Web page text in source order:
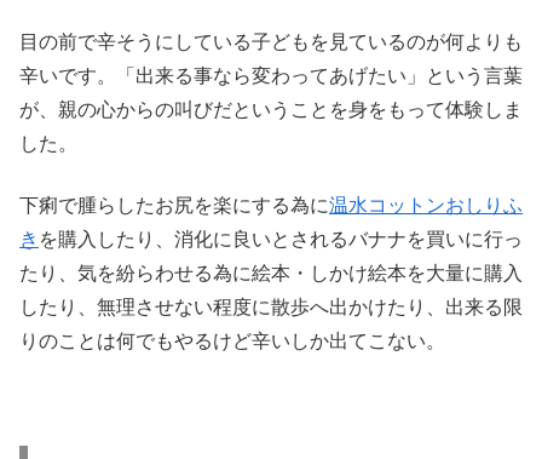
目の前で辛そうにしている子どもを見ているのが何よりも
辛いです。「出来る事なら変わってあげたい」という言葉
が、親の心からの叫びだということを身をもって体験しま
した。
下痢で腫らしたお尻を楽にする為に温水コットンおしりふ
き を購入したり、消化に良いとされるバナナを買いに行っ
たり、気を紛らわせる為に絵本・しかけ絵本を大量に購入
したり、無理させない程度に散歩へ出かけたり、出来る限
りのことは何でもやるけど辛いしか出てこない。